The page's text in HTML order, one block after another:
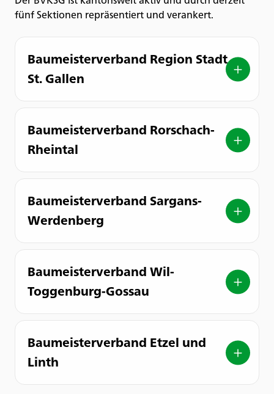
fünf Sektionen repräsentiert und verankert.
Baumeisterverband Region Stadt
St. Gallen
Baumeisterverband Rorschach-
Rheintal
Baumeisterverband Sargans-
Werdenberg
Baumeisterverband Wil-
Toggenburg-Gossau
Baumeisterverband Etzel und
Linth